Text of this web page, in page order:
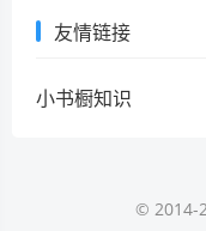
友情链接
小书橱知识
© 2014-